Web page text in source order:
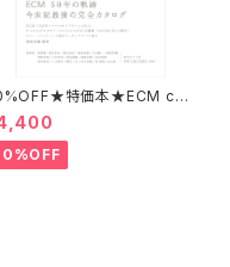
特価本★ECM cat
増補改訂版／50th Anni
稲岡邦彌 編著 revi
edition